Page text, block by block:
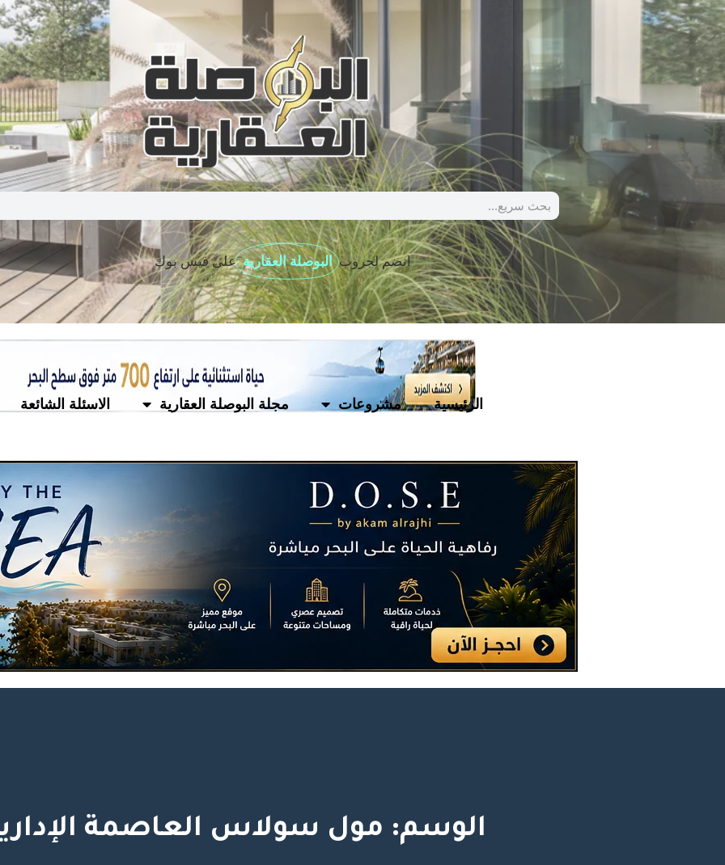
انضم لجروب البوصلة العقارية على فيس بوك
الرئيسية مشروعات مجلة البوصلة العقارية الاسئلة الشائعة
الوسم: مول سولاس العاصمة